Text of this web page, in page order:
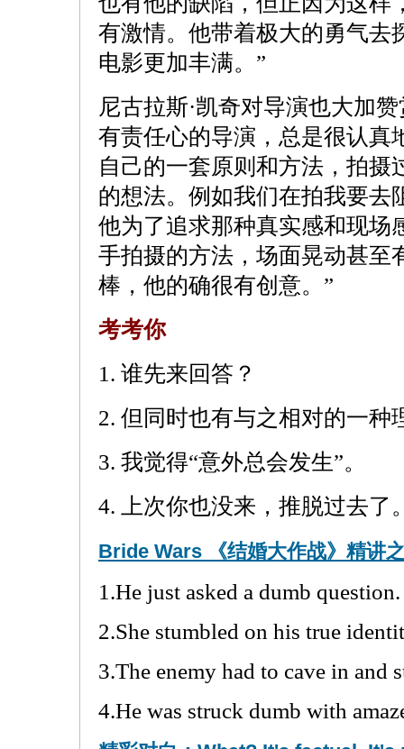
有激情。他带着极大的勇气去
电影更加丰满。”
尼古拉斯·凯奇对导演也大加
有责任心的导演，总是很认真
自己的一套原则和方法，拍摄
的想法。例如我们在拍我要去
他为了追求那种真实感和现场
手拍摄的方法，场面晃动甚至
棒，他的确很有创意。”
考考你
1. 谁先来回答？
2. 但同时也有与之相对的一种
3. 我觉得“意外总会发生”。
4. 上次你也没来，推脱过去了
Bride Wars 《结婚大作战》精讲
1.He just asked a dumb question.
2.She stumbled on his true
3.The enemy had to cave in and
4.He was struck dumb with